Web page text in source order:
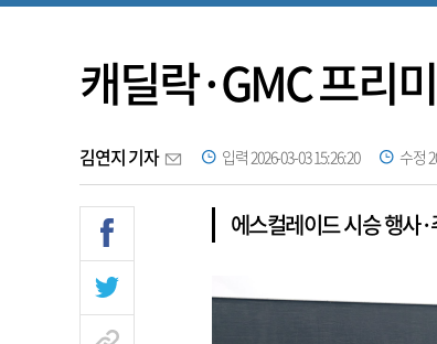
캐딜락·GMC 프리
김연지 기자 입력 2026-03-03 15:26:20 수정
에스컬레이드 시승 행사